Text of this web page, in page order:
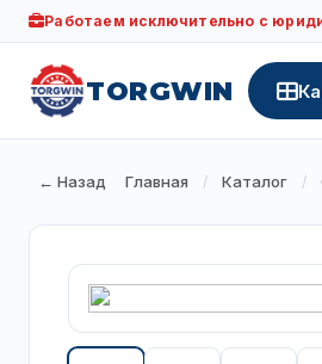
Работаем исключительно с
TORGWIN
← Назад Главная / Каталог /